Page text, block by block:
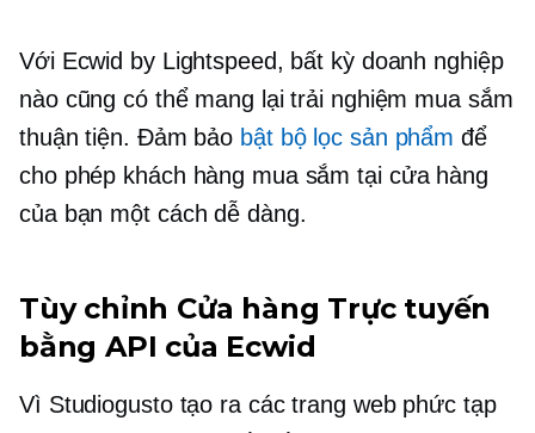
Với Ecwid by Lightspeed, bất kỳ doanh nghiệp
nào cũng có thể mang lại trải nghiệm mua sắm
thuận tiện. Đảm bảo bật bộ lọc sản phẩm để
cho phép khách hàng mua sắm tại cửa hàng
của bạn một cách dễ dàng.
Tùy chỉnh Cửa hàng Trực tuyến
bằng API của Ecwid
Vì Studiogusto tạo ra các trang web phức tạp